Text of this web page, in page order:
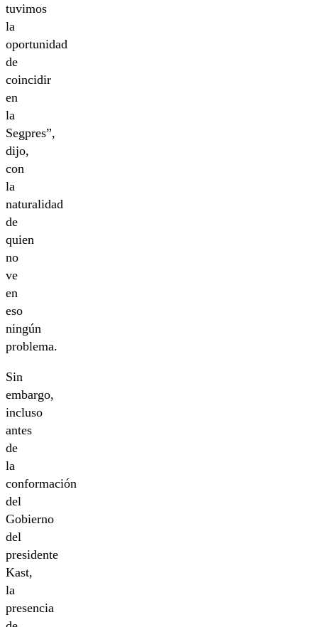
tuvimos
la
oportunidad
de
coincidir
en
la
Segpres”,
dijo,
con
la
naturalidad
de
quien
no
ve
en
eso
ningún
problema.
Sin
embargo,
incluso
antes
de
la
conformación
del
Gobierno
del
presidente
Kast,
la
presencia